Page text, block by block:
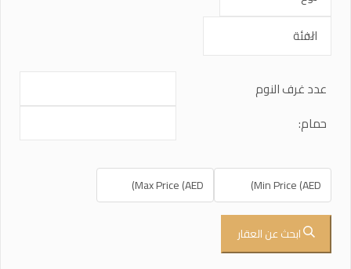
عدد غرف النوم
حمام:
ابحث عن العقار